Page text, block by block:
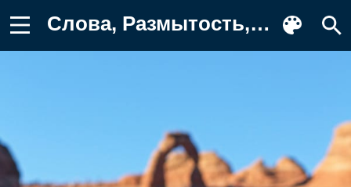
Слова, Размытость, Конец, Знак Обои для телефона